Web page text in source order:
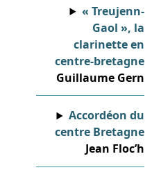
« Treujenn-
Gaol », la
clarinette en
centre-bretagne
Guillaume Gern
Accordéon du
centre Bretagne
Jean Floc’h